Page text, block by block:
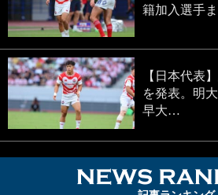
籍加入選手
【日本代表
を発表。明
早大…